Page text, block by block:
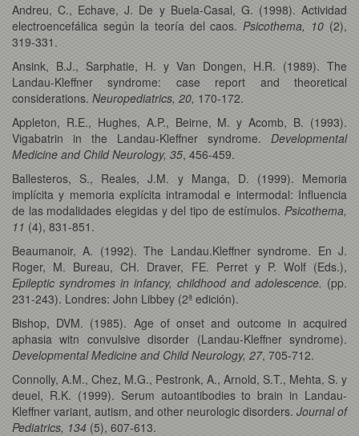
Andreu, C., Echave, J. De y Buela-Casal, G. (1998). Actividad
electroencefálica según la teoría del caos.Psicothema, 10 (2),
319-331.
Ansink, B.J., Sarphatie, H. y Van Dongen, H.R. (1989). The
Landau-Kleffner syndrome: case report and theoretical
considerations. Neuropediatrics, 20, 170-172.
Appleton, R.E., Hughes, A.P., Beirne, M. y Acomb, B. (1993).
Vigabatrin in the Landau-Kleffner syndrome. Developmental
Medicine and Child Neurology, 35, 456-459.
Ballesteros, S., Reales, J.M. y Manga, D. (1999). Memoria
implícita y memoria explícita intramodal e intermodal: Influencia
de las modalidades elegidas y del tipo de estímulos. Psicothema,
11 (4), 831-851.
Beaumanoir, A. (1992). The Landau.Kleffner syndrome. En J.
Roger, M. Bureau, CH. Draver, FE. Perret y P. Wolf (Eds.),
Epileptic syndromes in infancy, childhood and adolescence. (pp.
231-243). Londres: John Libbey (2ª edición).
Bishop, DVM. (1985). Age of onset and outcome in acquired
aphasia witn convulsive disorder (Landau-Kleffner syndrome).
Developmental Medicine and Child Neurology, 27, 705-712.
Connolly, A.M., Chez, M.G., Pestronk, A., Arnold, S.T., Mehta, S. y
deuel, R.K. (1999). Serum autoantibodies to brain in Landau-
Kleffner variant, autism, and other neurologic disorders. Journal of
Pediatrics, 134 (5), 607-613.